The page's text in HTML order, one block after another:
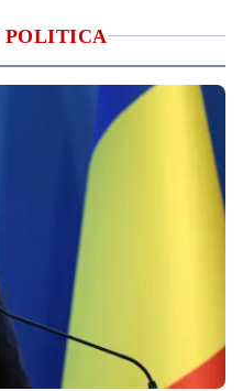
POLITICA